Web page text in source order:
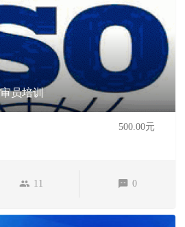
员培训
500.00元
11 0